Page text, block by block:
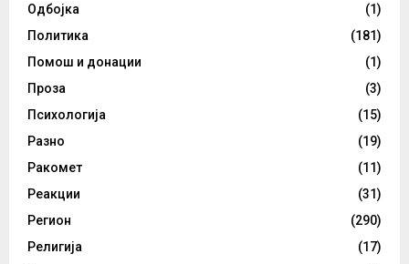
Одбојка
(1)
Политика
(181)
Помош и донации
(1)
Проза
(3)
Психологија
(15)
Разно
(19)
Ракомет
(11)
Реакции
(31)
Регион
(290)
Религија
(17)